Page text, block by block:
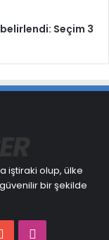
Seçim 3
iştiraki olup, ülke
bir şekilde
YouTube